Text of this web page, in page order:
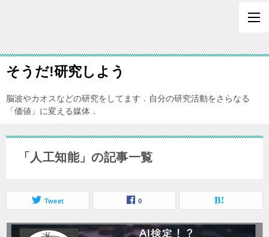
そうだ!研究しよう
脳波やカオスなどの研究をしてます．自分の研究活動をさらなる
「価値」に変える媒体．
「人工知能」の記事一覧
Tweet 0